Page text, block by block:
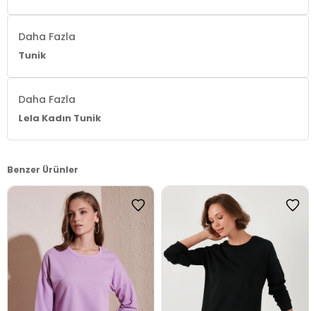
Daha Fazla
Tunik
Daha Fazla
Lela Kadın Tunik
Benzer Ürünler